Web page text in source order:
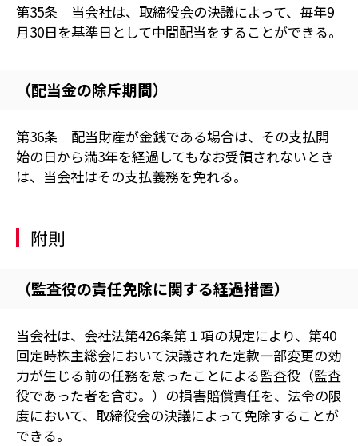
第35条 当会社は、取締役会の決議によって、毎年9
月30日を基準日として中間配当をすることができる。
（配当金の除斥期間）
第36条 配当財産が金銭である場合は、その支払開
始の日から満3年を経過してもなお受領されないとき
は、当会社はその支払義務を免れる。
附則
（監査役の責任免除に関する経過措置）
当会社は、会社法第426条第１項の規定により、第40
回定時株主総会において決議された定款一部変更の効
力が生じる前の任務を怠ったことによる監査役（監査
役であった者を含む。）の損害賠償責任を、法令の限
度において、取締役会の決議によって免除することが
できる。